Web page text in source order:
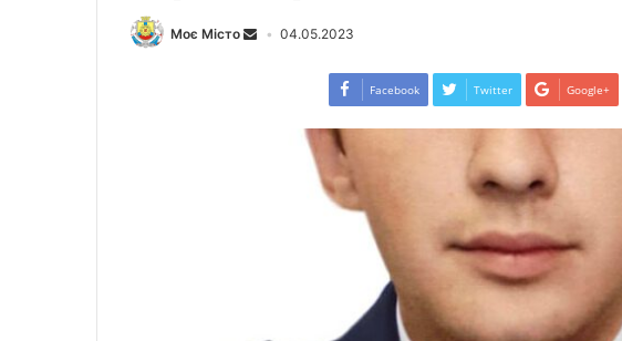
Моє Місто 04.05.2023
Facebook Twitter Google+